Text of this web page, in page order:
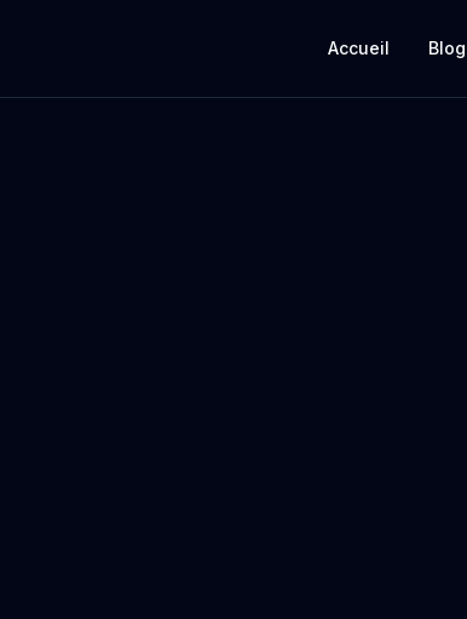
Accueil Blog